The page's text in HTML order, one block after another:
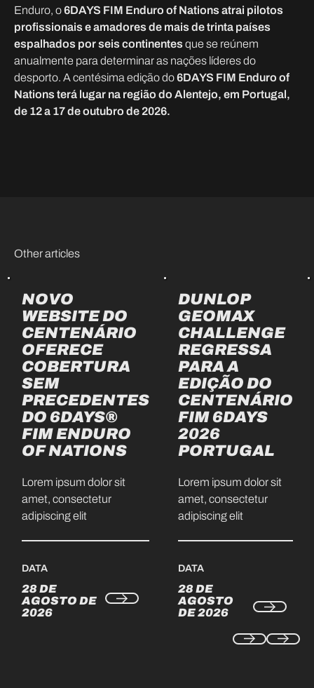
Enduro, o6DAYS FIM Enduro of Nations atrai pilotos
profissionais e amadores de mais de trinta países
espalhados por seis continentesque se reúnem
anualmente para determinar as nações líderes do
desporto. A centésima edição do6DAYS FIM Enduro of
Nations terá lugar na região do Alentejo, em Portugal,
de 12 a 17 de outubro de 2026.
Other articles
NOVO
WEBSITE DO
CENTENÁRIO
OFERECE
COBERTURA
SEM
PRECEDENTES
DO 6DAYS®
FIM ENDURO
OF NATIONS
Lorem ipsum dolor sit
amet, consectetur
adipiscing elit
DATA
28 DE
AGOSTO DE
2026
DUNLOP
GEOMAX
CHALLENGE
REGRESSA
PARA A
EDIÇÃO DO
CENTENÁRIO
FIM 6DAYS
2026
PORTUGAL
Lorem ipsum dolor sit
amet, consectetur
adipiscing elit
DATA
28 DE
AGOSTO
DE 2026